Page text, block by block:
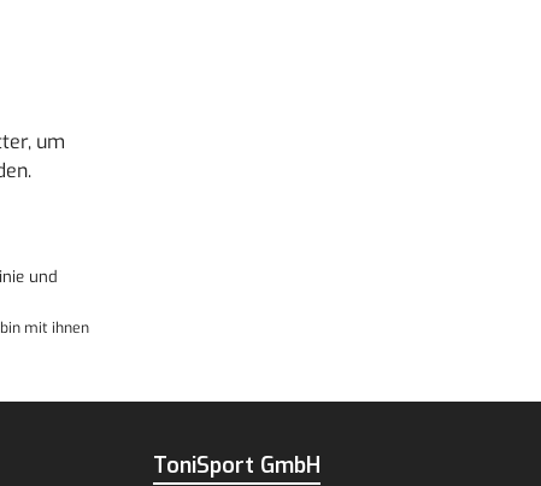
um
und
mit ihnen
ToniSport GmbH